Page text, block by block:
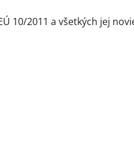
10/2011 a všetkých jej